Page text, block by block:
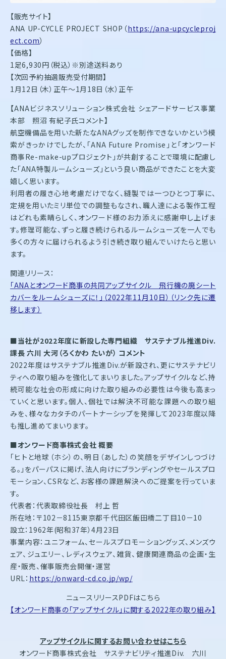
【販売サイト】
ANA UP-CYCLE PROJECT SHOP（https://ana-upcycleproj
ect.com）
【価格】
1足6,930円（税込）※別途送料あり
【次回予約抽選販売受付期間】
1月12日（木）正午～1月18日（水）正午
【ANAビジネスソリューション株式会社 シェアードサービス事業
本部 照沼 有紀子氏コメント】
航空機備品を用いた新たなANAグッズを制作できないかという模
索がきっかけでしたが、「ANA Future Promise」と「オンワード
商事Re-make-upプロジェクト」が共創することで環境に配慮し
た「ANA特製ルームシューズ」という良い商品ができたことを大変
嬉しく思います。
利用者の履き心地考慮だけでなく、縫製では一つひとつ丁寧に、
定規を用いたミリ単位での調整もなされ、職人達による製作工程
はどれも素晴らしく、オンワード様のお力添えに感謝申し上げま
す。修理可能な、ずっと履き続けられるルームシューズを一人でも
多くの方々に届けられるよう引き続き取り組んでいけたらと思い
ます。
関連リリース：
「ANAとオンワード商事の共同アップサイクル 飛行機の廃シート
カバーをルームシューズに！」（2022年11月10日）（リンク先に遷
移します）
■当社が2022年度に新設した専門組織 サステナブル推進Div.
課長 六川 大河（ろくかわ たいが） コメント
2022年度はサステナブル推進Div.が新設され、更にサステナビリ
ティへの取り組みを強化してまいりました。アップサイクルなど、持
続可能な社会の形成に向けた取り組みの必要性は今後も高まっ
ていくと思います。個人、個社では解決不可能な課題への取り組
みを、様々なカタチのパートナーシップを発揮して2023年度以降
も推し進めてまいります。
■オンワード商事株式会社 概要
「ヒトと地球（ホシ）の、明日（あした）の笑顔をデザインしつづけ
る。」をパーパスに掲げ、法人向けにブランディングやセールスプロ
モーション、CSRなど、お客様の課題解決へのご提案を行っていま
す。
代表者：代表取締役社長 村上 哲
所在地：〒102－8115東京都千代田区飯田橋二丁目10－10
設立：1962年(昭和37年）4月23日
事業内容：ユニフォーム、セールスプロモーショングッズ、メンズウ
ェア、ジュエリー、レディスウェア、雑貨、健康関連商品の企画・生
産・販売、催事販売会開催・運営
URL： https://onward-cd.co.jp/wp/
ニュースリリースPDFはこちら
【オンワード商事の「アップサイクル」に関する2022年の取り組み】
アップサイクルに関するお問い合わせはこちら
オンワード商事株式会社 サステナビリティ推進Div. 六川